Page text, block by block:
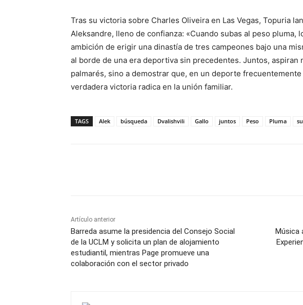
Tras su victoria sobre Charles Oliveira en Las Vegas, Topuria
Aleksandre, lleno de confianza: «Cuando subas al peso pluma,
ambición de erigir una dinastía de tres campeones bajo una
al borde de una era deportiva sin precedentes. Juntos, aspiran
palmarés, sino a demostrar que, en un deporte
verdadera victoria radica en la unión familiar.
TAGS Alek búsqueda Dvalishvili Gallo juntos Peso Pluma
Artículo anterior
Barreda asume la presidencia del Consejo Social
de la UCLM y solicita un plan de alojamiento
estudiantil, mientras Page promueve una
colaboración con el sector privado
Música